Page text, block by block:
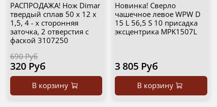
РАСПРОДАЖА! Нож Dimar
твердый сплав 50 х 12 х
1,5, 4 - х сторонняя
заточка, 2 отверстия с
фаской 3107250
690 Руб
320 Руб
В корзину
Новинка! Сверло
чашечное левое WPW D
15 L 56,5 S 10 присадка
эксцентрика MPK1507L
3 805 Руб
В корзину